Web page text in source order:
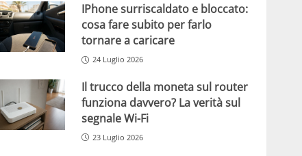
IPhone surriscaldato e bloccato:
cosa fare subito per farlo
tornare a caricare
24 Luglio 2026
Il trucco della moneta sul router
funziona davvero? La verità sul
segnale Wi-Fi
23 Luglio 2026